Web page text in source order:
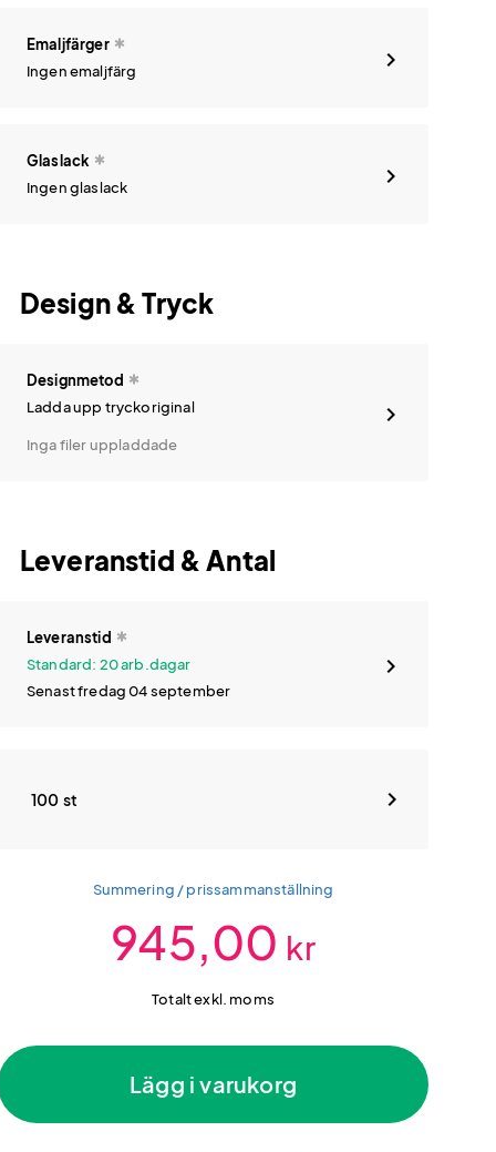
Emaljfärger
Ingen emaljfärg
Glaslack
Ingen glaslack
Design & Tryck
Designmetod
Ladda upp tryckoriginal
Inga filer uppladdade
Leveranstid & Antal
Leveranstid
Standard: 20 arb.dagar
Senast fredag 04 september
100 st
Summering / prissammanställning
945,00 kr
Totalt exkl. moms
Lägg i varukorg